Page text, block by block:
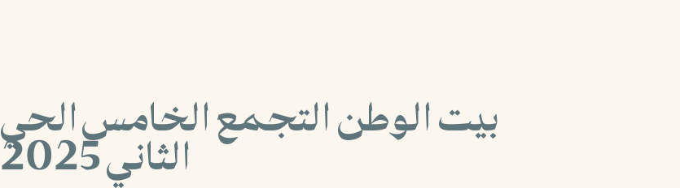
بيت الوطن التجمع الخامس الحي
الثاني 2025